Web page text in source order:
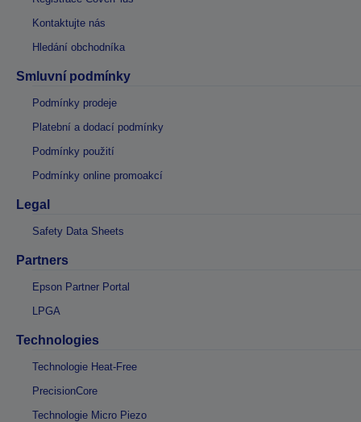
Kontaktujte nás
Hledání obchodníka
Smluvní podmínky
Podmínky prodeje
Platební a dodací podmínky
Podmínky použití
Podmínky online promoakcí
Legal
Safety Data Sheets
Partners
Epson Partner Portal
LPGA
Technologies
Technologie Heat-Free
PrecisionCore
Technologie Micro Piezo